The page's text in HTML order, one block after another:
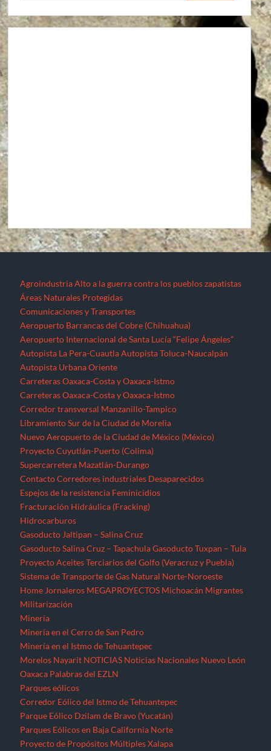
Agroindustria Alto a la guerra contra los pueblos zapatistas
Áreas Naturales Protegidas
Comunicaciones y Transportes
Aeropuerto Barrancas del Cobre (Chihuahua)
Aeropuerto Internacional de Santa Lucía “Felipe Ángeles”
Autopista La Pera-Cuautla Autopista Toluca-Naucalpán
Autopista Urbana Oriente
Carreteras Oaxaca-Costa y Oaxaca-Istmo
Carreteras Oaxaca-Costa y Oaxaca-Istmo
Corredor transversal Manzanillo-Tampico
Libramiento Sur de la Ciudad de Morelia
Nuevo Aeropuerto de la Ciudad de México (México)
Proyecto Cuyutlán-Puerto (Colima)
Supercarretera Mazatlán-Durango
Contacto Corredores industriales Desaparecidos
Espejos de la resistencia Feminicidios
Fracturación Hidráulica (Fracking)
Hidrocarburos
Gasoducto Jaltipan – Salina Cruz
Gasoducto Salina Cruz – Tapachula Gasoducto Tuxpan – Tula
Proyecto Aceites Terciarios del Golfo (Veracruz y Puebla)
Sistema de Transporte de Gas Natural Norte-Noroeste
Home Jornaleros MEGAPROYECTOS Michoacán Migrantes
Militarización
Minería
Minería en el Cerro de San Pedro
Minería en el Istmo de Tehuantepec
Morelos Nayarit NOTICIAS Noticias Nacionales Nuevo León
Oaxaca Palabras del EZLN
Parques eólicos
Corredor Eólico del Istmo de Tehuantepec
Parque Eólico Dzilam de Bravo (Yucatán)
Parques Eólicos en Baja California Norte
Proyecto de Propósitos Múltiples Xalapa